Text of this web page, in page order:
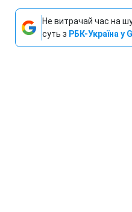
Не витрачай час на
суть з РБК-Україна у